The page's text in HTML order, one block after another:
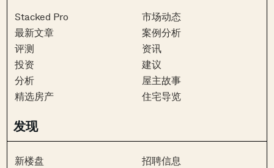
Stacked Pro
最新文章
评测
投资
分析
精选房产
市场动态
案例分析
资讯
建议
屋主故事
住宅导览
发现
新楼盘
招聘信息